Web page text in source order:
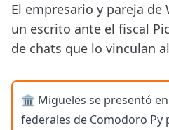
El empresario y pareja de
un escrito ante el fiscal
de chats que lo vinculan
🏛️ Migueles se presentó
federales de Comodoro Py